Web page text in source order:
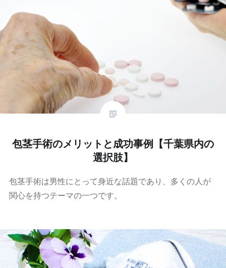
包茎手術のメリットと成功事例【千葉県内の
選択肢】
包茎手術は男性にとって身近な話題であり、多くの人が
関心を持つテーマの一つです。